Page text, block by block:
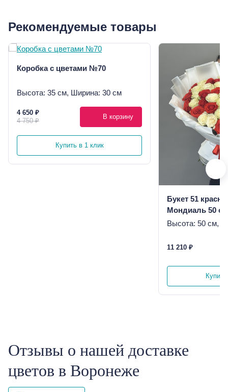
Рекомендуемые товары
Коробка с цветами №70
Высота: 35 см, Ширина: 30 см
4 650 ₽
4 750 ₽
В корзину
Купить в 1 клик
Букет 51
Мондиаль 50 см
Высота: 50 см,
11 210 ₽
Отзывы о нашей доставке
цветов в Воронеже